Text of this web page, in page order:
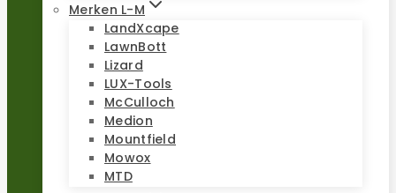
Merken L-M
LandXcape
LawnBott
Lizard
LUX-Tools
McCulloch
Medion
Mountfield
Mowox
MTD